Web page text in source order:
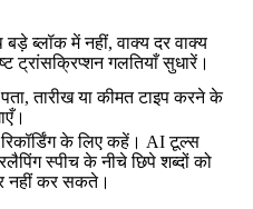
ब्लॉक में नहीं, वाक्य दर वाक्य
ट्रांसक्रिप्शन गलतियाँ सुधारें।
तारीख या कीमत टाइप करने के
के लिए कहें। AI टूल्स
स्पीच के नीचे छिपे शब्दों को
नहीं कर सकते।